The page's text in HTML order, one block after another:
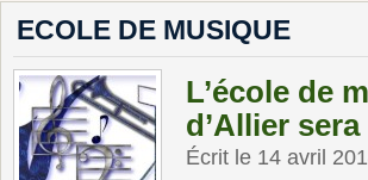
ECOLE DE MUSIQUE
L’école de
d’Allier
Écrit le 14 avril